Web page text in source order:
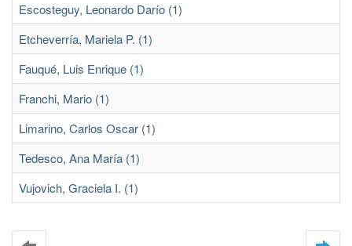
Escosteguy, Leonardo Darío (1)
Etcheverría, Mariela P. (1)
Fauqué, Luis Enrique (1)
Franchi, Mario (1)
Limarino, Carlos Oscar (1)
Tedesco, Ana María (1)
Vujovich, Graciela I. (1)